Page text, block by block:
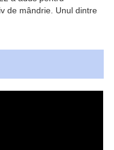
de mândrie. Unul dintre